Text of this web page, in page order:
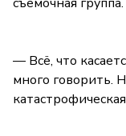
— Всё, что
много говорить.